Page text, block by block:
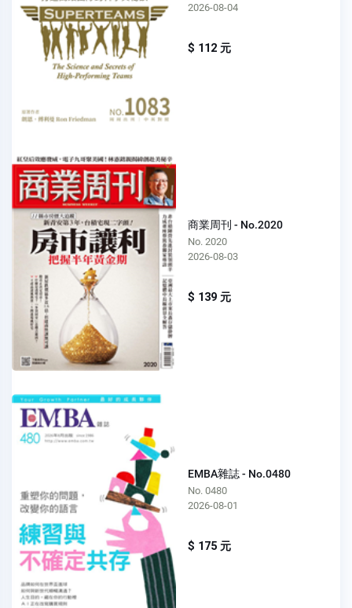
2026-08-04
$ 112 元
商業周刊 - No.2020
No. 2020
2026-08-03
$ 139 元
EMBA雜誌 - No.0480
No. 0480
2026-08-01
$ 175 元